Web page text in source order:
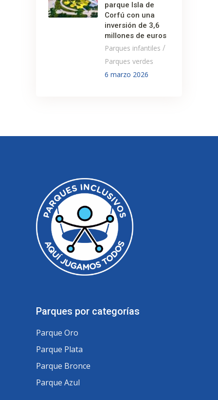
parque Isla de
Corfú con una
inversión de 3,6
millones de euros
Parques infantiles /
Parques verdes
6 marzo 2026
Parques por categorías
Parque Oro
Parque Plata
Parque Bronce
Parque Azul